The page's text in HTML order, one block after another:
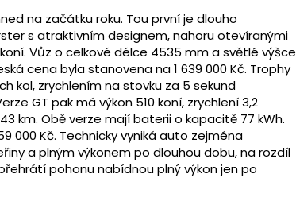
na začátku roku. Tou první je dlouho
s atraktivním designem, nahoru otevíranými
Vůz o celkové délce 4535 mm a světlé výšce
cena byla stanovena na 1 639 000 Kč. Trophy
kol, zrychlením na stovku za 5 sekund
GT pak má výkon 510 koní, zrychlení 3,2
km. Obě verze mají baterii o kapacitě 77 kWh.
000 Kč. Technicky vyniká auto zejména
a plným výkonem po dlouhou dobu, na rozdíl
pohonu nabídnou plný výkon jen po